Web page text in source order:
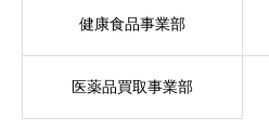
健康食品事業部
医薬品買取事業部